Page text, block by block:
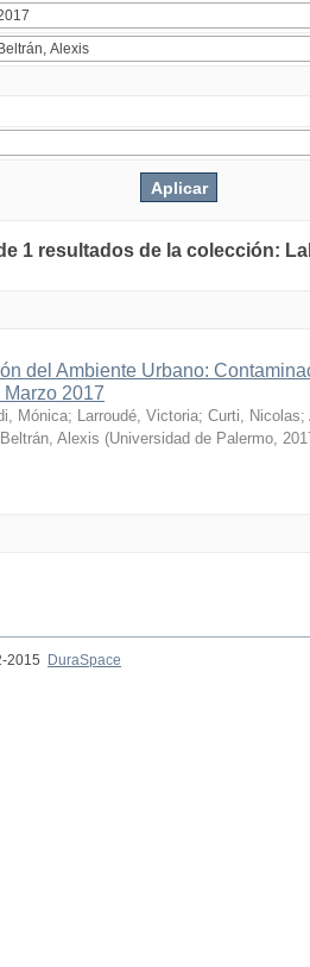
1 resultados de la colección:
del Ambiente Urbano:
Marzo 2017
Mónica; Larroudé, Victoria; Curti, Nicolas;
Beltrán, Alexis (Universidad de Palermo,
2015
DuraSpace